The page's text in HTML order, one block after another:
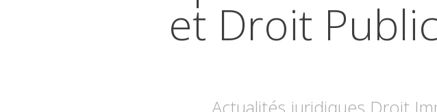
et Droit